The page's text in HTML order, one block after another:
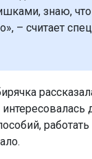
знаю,
– считает